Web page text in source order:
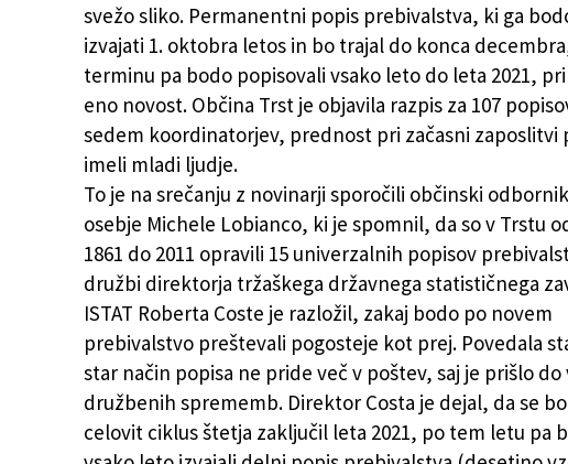
svežo sliko. Permanentni popis prebivalstva, ki ga
izvajati 1. oktobra letos in bo trajal do konca
terminu pa bodo popisovali vsako leto do leta 2021,
eno novost. Občina Trst je objavila razpis za 107
sedem koordinatorjev, prednost pri začasni zaposlitvi
imeli mladi ljudje.
To je na srečanju z novinarji sporočili občinski
osebje Michele Lobianco, ki je spomnil, da so v Trstu
1861 do 2011 opravili 15 univerzalnih popisov
družbi direktorja tržaškega državnega statističnega
ISTAT Roberta Coste je razložil, zakaj bodo po novem
prebivalstvo preštevali pogosteje kot prej. Povedala
star način popisa ne pride več v poštev, saj je prišlo
družbenih sprememb. Direktor Costa je dejal, da se
celovit ciklus štetja zaključil leta 2021, po tem letu pa